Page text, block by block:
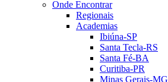
Onde Encontrar
Regionais
Academias
Ibiúna-SP
Santa Tecla-RS
Santa Fé-BA
Curitiba-PR
Minas Gerais-MG